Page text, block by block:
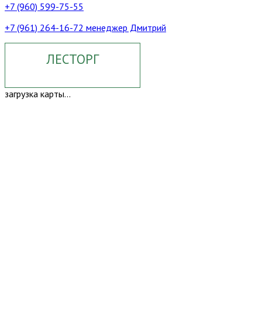
+7 (960) 599-75-55
+7 (961) 264-16-72 менеджер Дмитрий
ЛЕСТОРГ
загрузка карты...